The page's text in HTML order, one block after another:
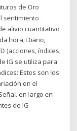
de Oro
sentimiento
alivio cuantitativo
hora, Diario,
(acciones, índices,
IG se utiliza para
Estos son los
en el
en largo en
de IG